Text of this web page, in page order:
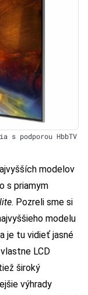
s podporou HbbTV
modelov
s priamym
. Pozreli sme si
modelu
je tu vidieť jasné
LCD
široký
výhrady